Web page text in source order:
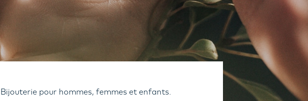
Bijouterie pour hommes, femmes et enfants.